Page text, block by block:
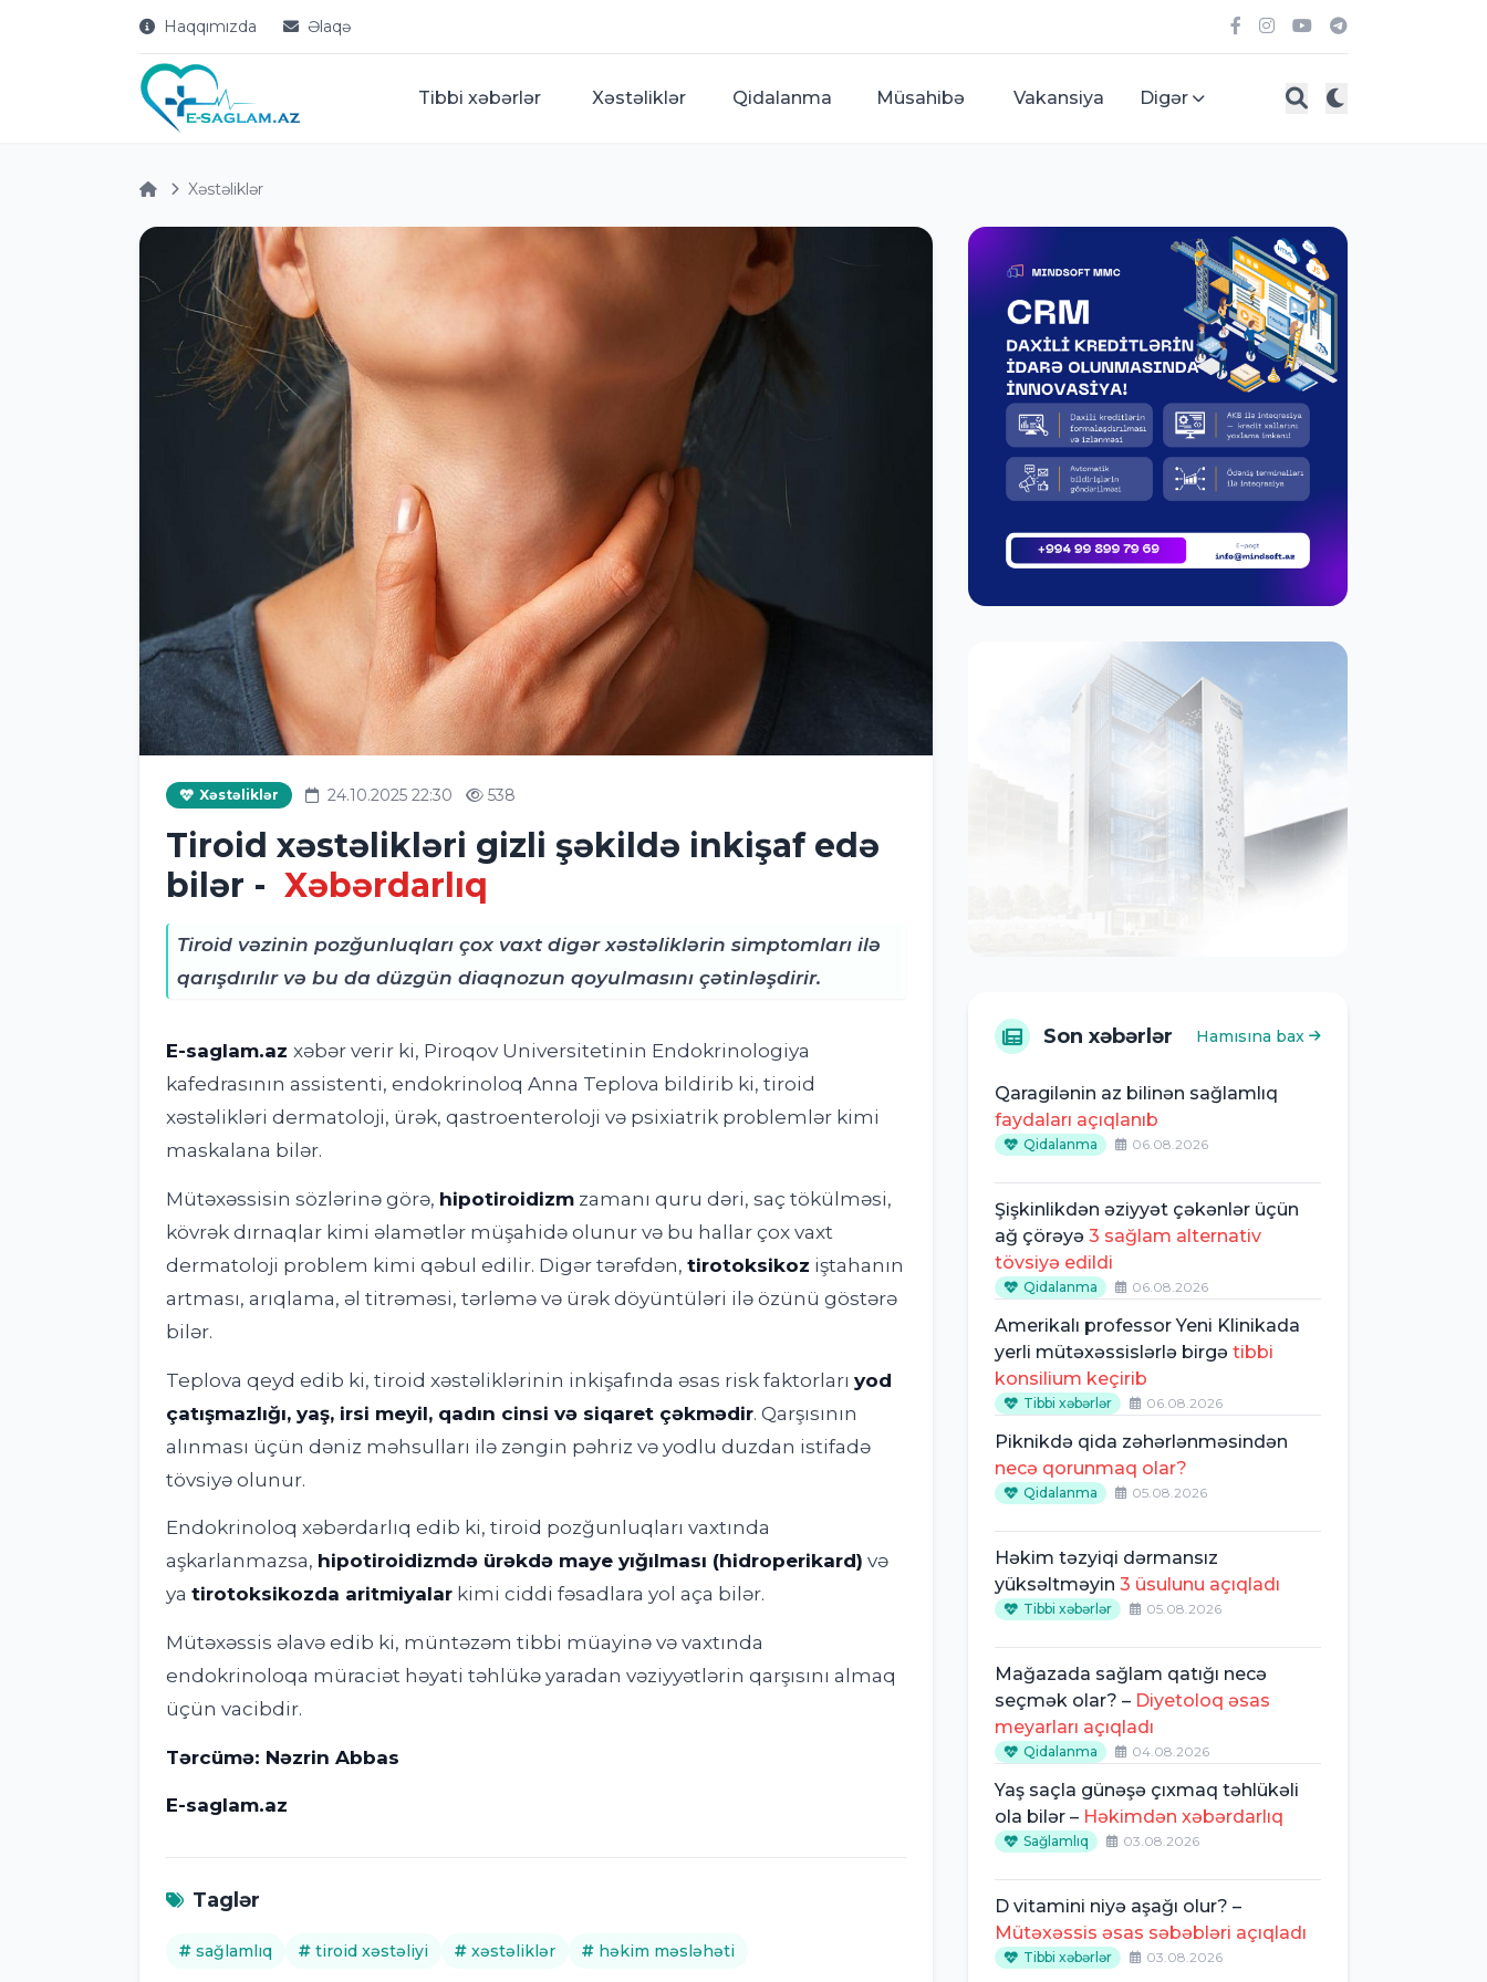
Haqqımızda Əlaqə
Tibbi xəbərlər Xəstəliklər Qidalanma Müsahibə Vakansiya Digər
Xəstəliklər
Xəstəliklər 24.10.2025 22:30 538
Tiroid xəstəlikləri gizli şəkildə inkişaf edə
bilər - Xəbərdarlıq
Tiroid vəzinin pozğunluqları çox vaxt digər xəstəliklərin simptomları ilə
qarışdırılır və bu da düzgün diaqnozun qoyulmasını çətinləşdirir.
E-saglam.az xəbər verir ki, Piroqov Universitetinin Endokrinologiya
kafedrasının assistenti, endokrinoloq Anna Teplova bildirib ki, tiroid
xəstəlikləri dermatoloji, ürək, qastroenteroloji və psixiatrik problemlər kimi
maskalana bilər.
Mütəxəssisin sözlərinə görə, hipotiroidizm zamanı quru dəri, saç tökülməsi,
kövrək dırnaqlar kimi əlamətlər müşahidə olunur və bu hallar çox vaxt
dermatoloji problem kimi qəbul edilir. Digər tərəfdən, tirotoksikoz iştahanın
artması, arıqlama, əl titrəməsi, tərləmə və ürək döyüntüləri ilə özünü göstərə
bilər.
Teplova qeyd edib ki, tiroid xəstəliklərinin inkişafında əsas risk faktorları yod
çatışmazlığı, yaş, irsi meyil, qadın cinsi və siqaret çəkmədir. Qarşısının
alınması üçün dəniz məhsulları ilə zəngin pəhriz və yodlu duzdan istifadə
tövsiyə olunur.
Endokrinoloq xəbərdarlıq edib ki, tiroid pozğunluqları vaxtında
aşkarlanmazsa, hipotiroidizmdə ürəkdə maye yığılması (hidroperikard) və
ya tirotoksikozda aritmiyalar kimi ciddi fəsadlara yol aça bilər.
Mütəxəssis əlavə edib ki, müntəzəm tibbi müayinə və vaxtında
endokrinoloqa müraciət həyati təhlükə yaradan vəziyyətlərin qarşısını almaq
üçün vacibdir.
Tərcümə: Nəzrin Abbas
E-saglam.az
Taglər
sağlamlıq tiroid xəstəliyi xəstəliklər həkim məsləhəti
Son xəbərlər Hamısına bax
Qaragilənin az bilinən sağlamlıq
faydaları açıqlanıb
Qidalanma 06.08.2026
Şişkinlikdən əziyyət çəkənlər üçün
ağ çörəyə3 sağlam alternativ
tövsiyə edildi
Qidalanma 06.08.2026
Amerikalı professor Yeni Klinikada
yerli mütəxəssislərlə birgətibbi
konsilium keçirib
Tibbi xəbərlər 06.08.2026
Piknikdə qida zəhərlənməsindən
necə qorunmaq olar?
Qidalanma 05.08.2026
Həkim təzyiqi dərmansız
yüksəltməyin3 üsulunu açıqladı
Tibbi xəbərlər 05.08.2026
Mağazada sağlam qatığı necə
seçmək olar? – Diyetoloq əsas
meyarları açıqladı
Qidalanma 04.08.2026
Yaş saçla günəşə çıxmaq təhlükəli
ola bilər – Həkimdən xəbərdarlıq
Sağlamlıq 03.08.2026
D vitamini niyə aşağı olur? –
Mütəxəssis əsas səbəbləri açıqladı
Tibbi xəbərlər 03.08.2026